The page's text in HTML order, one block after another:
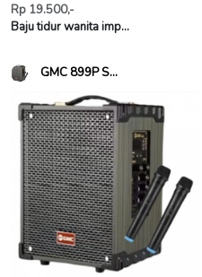
Rp 19.500,-
Baju tidur wanita imp...
GMC 899P S...